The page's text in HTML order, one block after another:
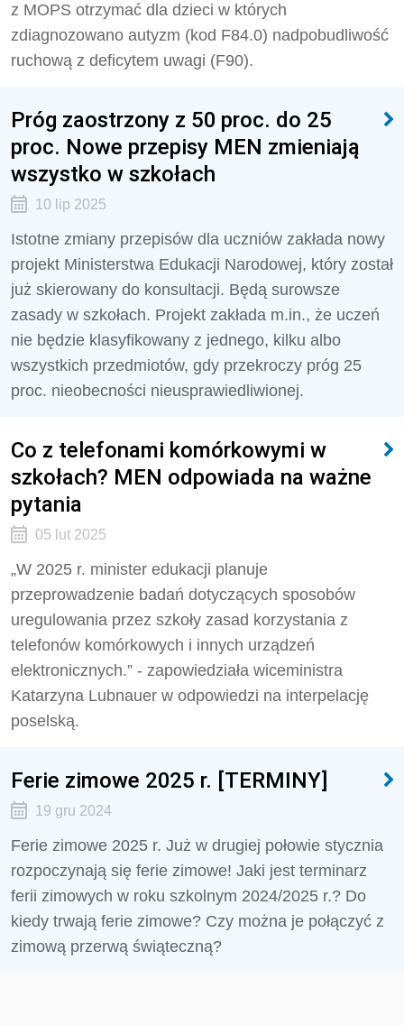
z MOPS otrzymać dla dzieci w których
zdiagnozowano autyzm (kod F84.0) nadpobudliwość
ruchową z deficytem uwagi (F90).
Próg zaostrzony z 50 proc. do 25
proc. Nowe przepisy MEN zmieniają
wszystko w szkołach
10 lip 2025
Istotne zmiany przepisów dla uczniów zakłada nowy
projekt Ministerstwa Edukacji Narodowej, który został
już skierowany do konsultacji. Będą surowsze
zasady w szkołach. Projekt zakłada m.in., że uczeń
nie będzie klasyfikowany z jednego, kilku albo
wszystkich przedmiotów, gdy przekroczy próg 25
proc. nieobecności nieusprawiedliwionej.
Co z telefonami komórkowymi w
szkołach? MEN odpowiada na ważne
pytania
05 lut 2025
„W 2025 r. minister edukacji planuje
przeprowadzenie badań dotyczących sposobów
uregulowania przez szkoły zasad korzystania z
telefonów komórkowych i innych urządzeń
elektronicznych.” - zapowiedziała wiceministra
Katarzyna Lubnauer w odpowiedzi na interpelację
poselską.
Ferie zimowe 2025 r. [TERMINY]
19 gru 2024
Ferie zimowe 2025 r. Już w drugiej połowie stycznia
rozpoczynają się ferie zimowe! Jaki jest terminarz
ferii zimowych w roku szkolnym 2024/2025 r.? Do
kiedy trwają ferie zimowe? Czy można je połączyć z
zimową przerwą świąteczną?